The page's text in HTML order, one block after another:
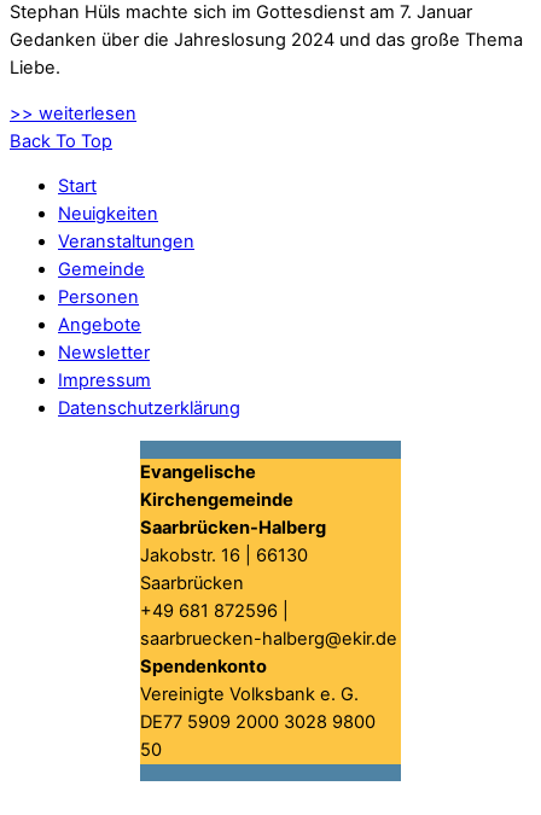
Stephan Hüls machte sich im Gottesdienst am 7. Januar
Gedanken über die Jahreslosung 2024 und das große Thema
Liebe.
>> weiterlesen
Back To Top
Start
Neuigkeiten
Veranstaltungen
Gemeinde
Personen
Angebote
Newsletter
Impressum
Datenschutzerklärung
Evangelische
Kirchengemeinde
Saarbrücken-Halberg
Jakobstr. 16 | 66130
Saarbrücken
+49 681 872596 |
saarbruecken-halberg@ekir.de
Spendenkonto
Vereinigte Volksbank e. G.
DE77 5909 2000 3028 9800
50